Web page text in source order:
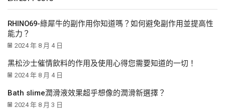
RHINO69-綠犀牛的副作用你知道嗎？如何避免副作用並提高性
能力？
2024 年 8 月 4 日
黑松沙士催情飲料的作用及使用心得您需要知道的一切！
2024 年 8 月 4 日
Bath slime潤滑液效果超乎想像的潤滑新選擇？
2024 年 8 月 3 日